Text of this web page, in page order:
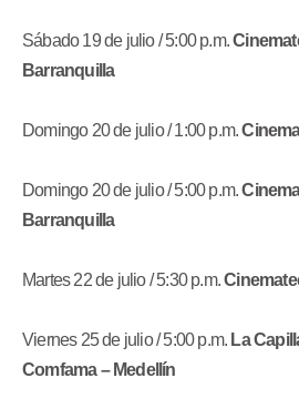
Sábado 19 de julio / 5:00 p.m.
Barranquilla
Domingo 20 de julio / 1:00 p.m.
Domingo 20 de julio / 5:00 p.m.
Barranquilla
Martes 22 de julio / 5:30 p.m.
Viernes 25 de julio / 5:00 p.m. La
Comfama – Medellín